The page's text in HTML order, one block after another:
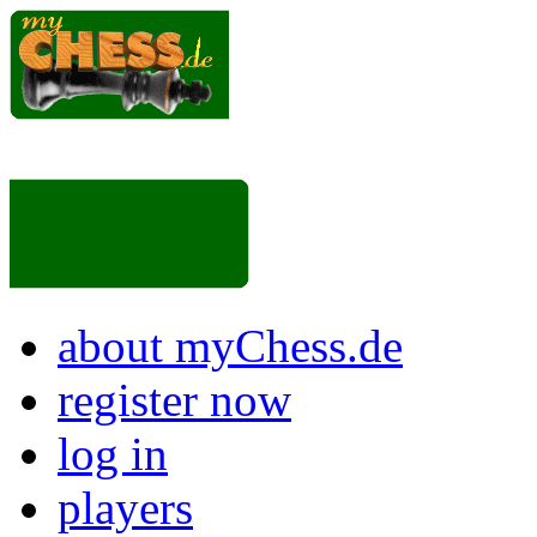
about myChess.de
register now
log in
players